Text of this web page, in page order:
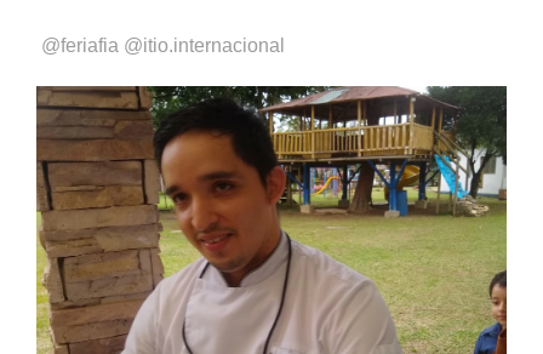
@feriafia @itio.internacional